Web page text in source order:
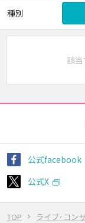
TOP ライブ･コン
種別
該
公式facebook
公式X